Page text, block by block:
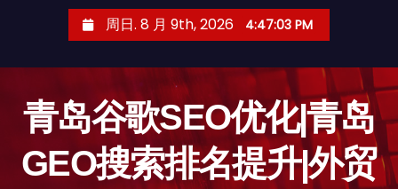
周日. 8 月 9th, 2026 4:47:04 PM
青岛谷歌SEO优化|青岛
GEO搜索排名提升|外贸